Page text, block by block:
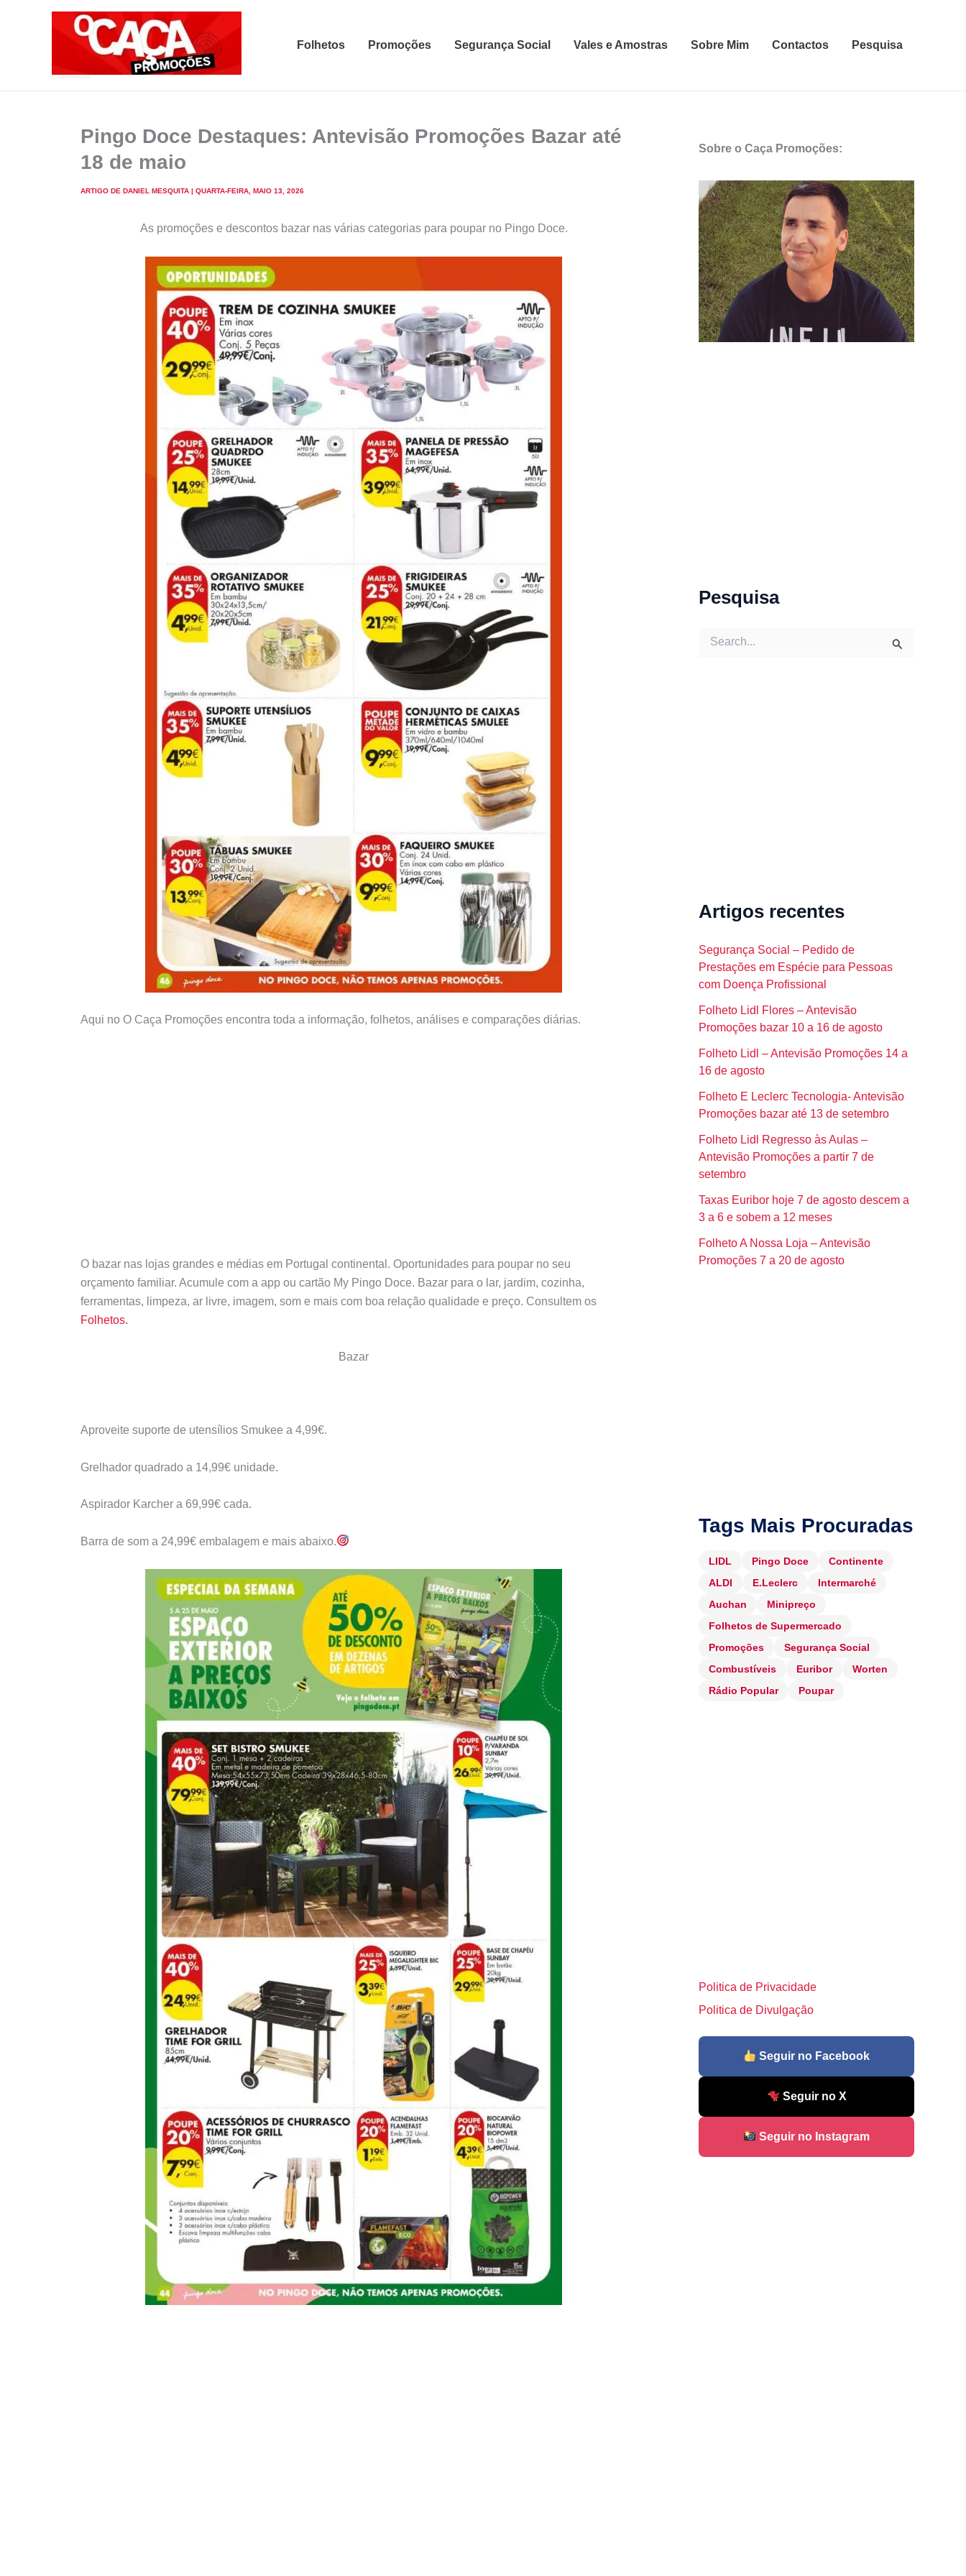
Folhetos Promoções Segurança Social Vales e Amostras Sobre Mim Contactos Pesquisa
Pingo Doce Destaques: Antevisão Promoções Bazar até
18 de maio
ARTIGO DE DANIEL MESQUITA | QUARTA-FEIRA, MAIO 13, 2026
As promoções e descontos bazar nas várias categorias para poupar no Pingo Doce.
Aqui no O Caça Promoções encontra toda a informação, folhetos, análises e comparações diárias.
O bazar nas lojas grandes e médias em Portugal continental. Oportunidades para poupar no seu
orçamento familiar. Acumule com a app ou cartão My Pingo Doce. Bazar para o lar, jardim, cozinha,
ferramentas, limpeza, ar livre, imagem, som e mais com boa relação qualidade e preço. Consultem os
Folhetos.
Bazar
Aproveite suporte de utensílios Smukee a 4,99€.
Grelhador quadrado a 14,99€ unidade.
Aspirador Karcher a 69,99€ cada.
Barra de som a 24,99€ embalagem e mais abaixo.
Sobre o Caça Promoções:
Pesquisa
Artigos recentes
Segurança Social – Pedido de
Prestações em Espécie para Pessoas
com Doença Profissional
Folheto Lidl Flores – Antevisão
Promoções bazar 10 a 16 de agosto
Folheto Lidl – Antevisão Promoções 14 a
16 de agosto
Folheto E Leclerc Tecnologia- Antevisão
Promoções bazar até 13 de setembro
Folheto Lidl Regresso às Aulas –
Antevisão Promoções a partir 7 de
setembro
Taxas Euribor hoje 7 de agosto descem a
3 a 6 e sobem a 12 meses
Folheto A Nossa Loja – Antevisão
Promoções 7 a 20 de agosto
Tags Mais Procuradas
LIDL Pingo Doce
Continente
ALDI
E.Leclerc
Intermarché
Auchan
Minipreço
Folhetos de Supermercado
Promoções
Segurança Social
Combustíveis
Euribor
Worten
Rádio Popular
Poupar
Politica de Privacidade
Politica de Divulgação
Seguir no Facebook
Seguir no X
Seguir no Instagram